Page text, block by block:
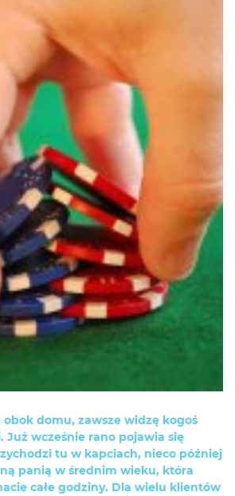
domu, zawsze widzę kogoś
wcześnie rano pojawia się
tu w kapciach, nieco później
panią w średnim wieku, która
całe godziny. Dla wielu klientów